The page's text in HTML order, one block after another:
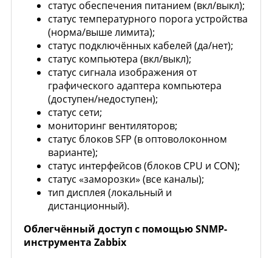
статус обеспечения питанием (вкл/выкл);
статус температурного порога устройства
(норма/выше лимита);
статус подключённых кабелей (да/нет);
статус компьютера (вкл/выкл);
статус сигнала изображения от
графического адаптера компьютера
(доступен/недоступен);
статус сети;
мониторинг вентиляторов;
статус блоков SFP (в оптоволоконном
варианте);
статус интерфейсов (блоков CPU и CON);
статус «заморозки» (все каналы);
тип дисплея (локальный и
дистанционный).
Облегчённый доступ с помощью SNMP-
инструмента Zabbix